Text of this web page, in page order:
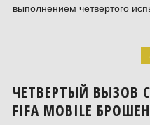
выполнением четвертого
ЧЕТВЕРТЫЙ ВЫЗОВ
FIFA MOBILE